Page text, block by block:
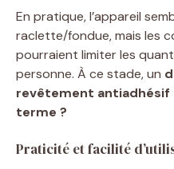
En pratique, l’appareil
raclette/fondue, mais les
pourraient limiter les
personne. À ce stade, un
revêtement
terme ?
Praticité et facilité